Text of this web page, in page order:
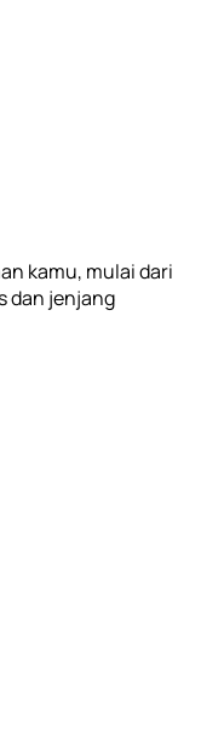
kamu, mulai dari
dan jenjang